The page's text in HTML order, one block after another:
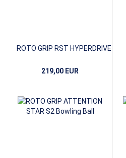
ROTO GRIP RST HYPERDRIVE Pearl
219,00 EUR